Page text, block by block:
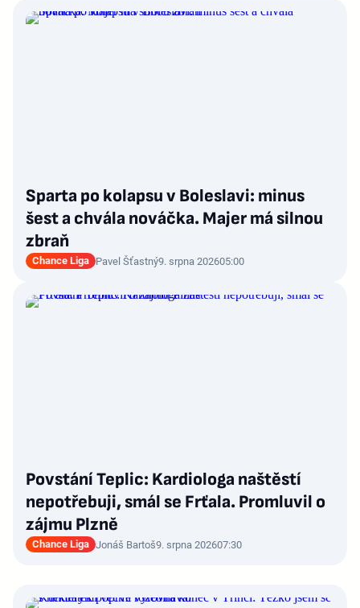
Sparta po kolapsu v Boleslavi: minus
šest a chvála nováčka. Majer má silnou
zbraň
Chance Liga Pavel Šťastný9. srpna 202605:00
Povstání Teplic: Kardiologa naštěstí
nepotřebuji, smál se Frťala. Promluvil o
zájmu Plzně
Chance Liga Jonáš Bartoš9. srpna 202607:30